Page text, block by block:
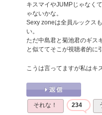
キスマイやJUMPじゃなく
ゃないかな。
Sexy zoneは全員ルックス
い。
ただ中島君と菊池君のギス
と似ててそこが視聴者的に
こうは言ってますが私はキ
それな！ 234